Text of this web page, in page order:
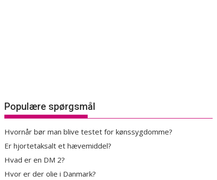
Populære spørgsmål
Hvornår bør man blive testet for kønssygdomme?
Er hjortetaksalt et hævemiddel?
Hvad er en DM 2?
Hvor er der olie i Danmark?